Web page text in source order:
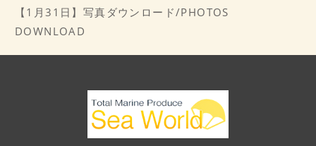
【1月31日】写真ダウンロード/PHOTOS
DOWNLOAD